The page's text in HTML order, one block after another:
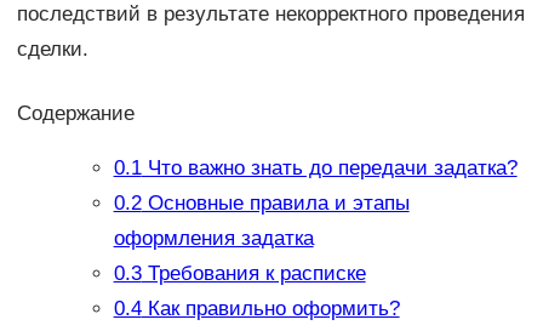
последствий в результате некорректного проведения
сделки.
Содержание
0.1Что важно знать до передачи задатка?
0.2Основные правила и этапы
оформления задатка
0.3Требования к расписке
0.4Как правильно оформить?